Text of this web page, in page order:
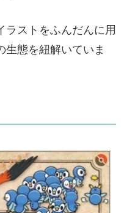
ラストをふんだんに用
態を紐解いていま